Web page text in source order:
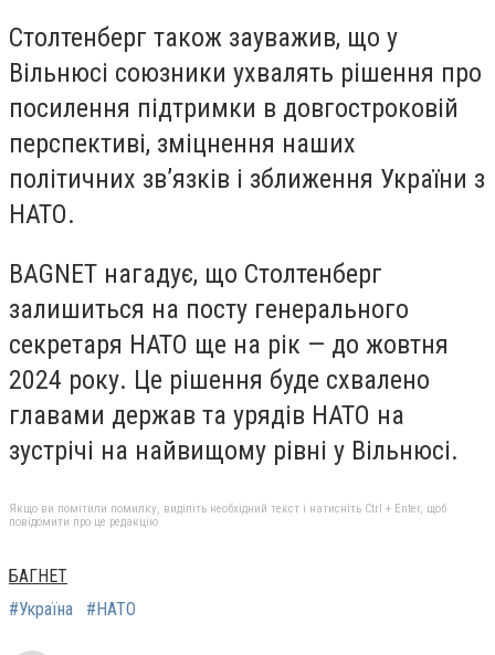
Столтенберг також зауважив, що у
Вільнюсі союзники ухвалять рішення про
посилення підтримки в довгостроковій
перспективі, зміцнення наших
політичних зв’язків і зближення України з
НАТО.
BAGNET нагадує, що Столтенберг
залишиться на посту генерального
секретаря НАТО ще на рік — до жовтня
2024 року. Це рішення буде схвалено
главами держав та урядів НАТО на
зустрічі на найвищому рівні у Вільнюсі.
Якщо ви помітили помилку, виділіть необхідний текст і натисніть Ctrl + Enter, щоб
повідомити про це редакцію
БАГНЕТ
#Україна
#НАТО